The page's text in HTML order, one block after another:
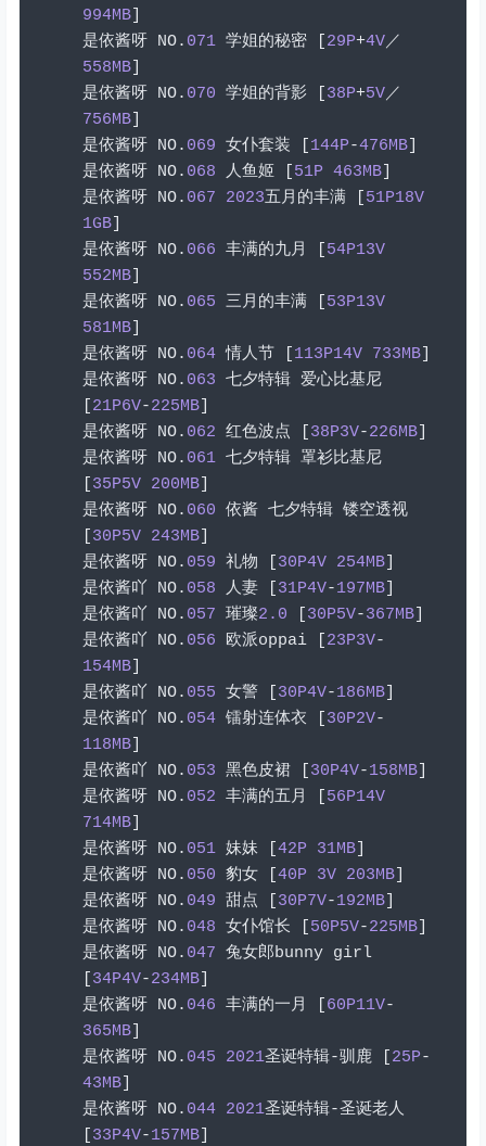
994MB]
是依酱呀 NO. 071 学姐的秘密 29P+4V／
558MB]
是依酱呀 NO. 070 学姐的背影 38P+5V／
756MB]
是依酱呀 NO. 069 女仆套装 144P-476MB]
是依酱呀 NO. 068 人鱼姬 51P 463MB]
是依酱呀 NO. 067 2023五月的丰满
51P18V
1GB]
是依酱呀 NO. 066 丰满的九月
54P13V
552MB]
是依酱呀 NO. 065 三月的丰满
53P13V
581MB]
是依酱呀 NO. 064 情人节 113P14V 733MB]
是依酱呀 NO. 063 七夕特辑 爱心比基尼
21P6V-225MB]
是依酱呀 NO. 062 红色波点 38P3V-226MB]
是依酱呀 NO. 061 七夕特辑 罩衫比基尼
35P5V 200MB]
是依酱呀 NO. 060 依酱 七夕特辑 镂空透视
30P5V 243MB]
是依酱呀 NO. 059 礼物 30P4V 254MB]
是依酱吖 NO. 058 人妻 31P4V-197MB]
是依酱吖 NO. 057 璀璨2.0 30P5V-367MB]
是依酱吖 NO. 056 欧派oppai 23P3V-
154MB]
是依酱吖 NO. 055 女警 30P4V-186MB]
是依酱吖 NO. 054 镭射连体衣 30P2V-
118MB]
是依酱吖 NO. 053 黑色皮裙 30P4V-158MB]
是依酱呀 NO. 052 丰满的五月
56P14V
714MB]
是依酱呀 NO. 051 妹妹 42P 31MB]
是依酱呀 NO. 050 豹女 40P 3V 203MB]
是依酱呀 NO. 049 甜点 30P7V-192MB]
是依酱呀 NO. 048 女仆馆长 50P5V-225MB]
是依酱呀 NO. 047 兔女郎
bunny girl
34P4V-234MB]
是依酱呀 NO. 046 丰满的一月 60P11V-
365MB]
是依酱呀 NO. 045 2021圣诞特辑-驯鹿 25P-
43MB]
是依酱呀 NO. 044 2021圣诞特辑-圣诞老人
33P4V-157MB]